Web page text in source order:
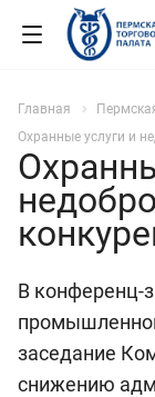
Главная
Охранные услуги и
В конференц-
заседание
снижению